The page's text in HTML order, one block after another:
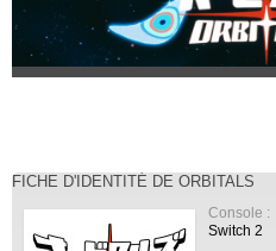
FICHE D'IDENTITÉ DE ORBITALS
Console :
Switch 2